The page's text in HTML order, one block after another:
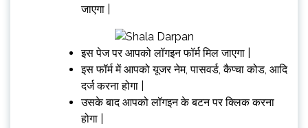
जाएगा |
इस पेज पर आपको लॉगइन फॉर्म मिल जाएगा |
इस फॉर्म में आपको यूजर नेम, पासवर्ड, कैप्चा कोड, आदि
दर्ज करना होगा |
उसके बाद आपको लॉगइन के बटन पर क्लिक करना
होगा |